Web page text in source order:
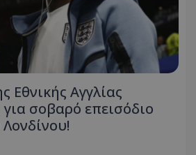
Εθνικής Αγγλίας
για σοβαρό επεισόδιο